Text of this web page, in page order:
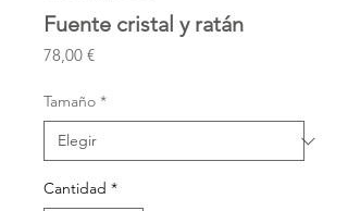
Fuente cristal y ratán
78,00 €Precio
Tamaño *
Cantidad *